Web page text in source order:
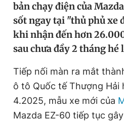
Video
Sản phẩm khác
Tiện ích
Thông tin tòa soạn
bản chạy điện của
sốt ngay tại "thủ phủ xe
khi nhận đến hơn
sau chưa đầy 2 tháng hé
Tiếp nối màn ra mắt
ô tô Quốc tế Thượng Hải
4.2025, mẫu xe mới của
Mazda EZ-60 tiếp tục